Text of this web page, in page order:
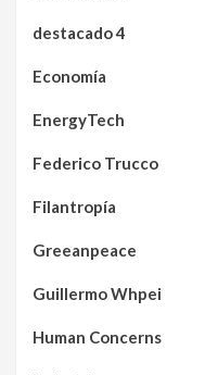
destacado 4
Economía
EnergyTech
Federico Trucco
Filantropía
Greeanpeace
Guillermo Whpei
Human Concerns